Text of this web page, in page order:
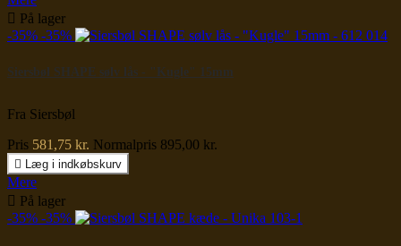
 På lager
-35% -35%
Siersbøl SHAPE sølv lås - "Kugle" 15mm
Fra Siersbøl
Pris 581,75 kr. Normalpris 895,00 kr.
 Læg i indkøbskurv
Mere
 På lager
-35% -35%